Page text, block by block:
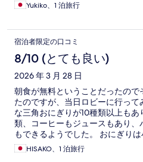
Yukiko、1 泊旅行
宿泊者限定の口コミ
8/10 (とても良い)
2026 年 3 月 28 日
朝食が無料ということだったの
たのですが、当日ロビーに行って
な三角おにぎりが10種類以上も
類、コーヒーもジュースもあり、
もできるようでした。 おにぎり
ろんな味を試すことができ、念願
できて大満足でした。 朝から元気
HISAKO、1 泊旅行